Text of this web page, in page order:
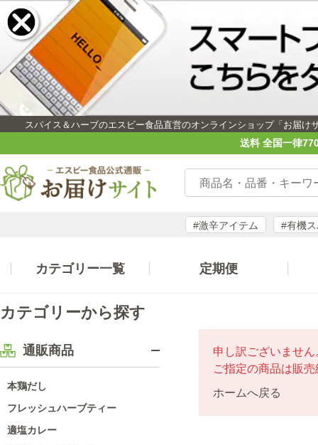
スパイス＆ハーブのエスビー食品直営のオンラインショップ「お届け
送料 全国一律
#激辛アイテム #有機
カテゴリー一覧 定期便
カテゴリーから探す
通販商品
本鶏だし
フレッシュハーブティー
適塩カレー
申し訳ございません
ご指定の商品は販
ホームへ戻る